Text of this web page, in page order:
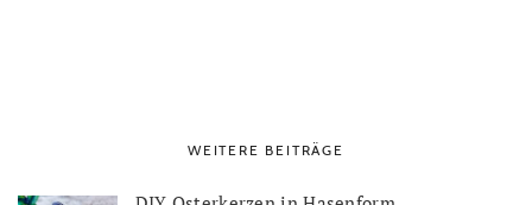
WEITERE BEITRÄGE